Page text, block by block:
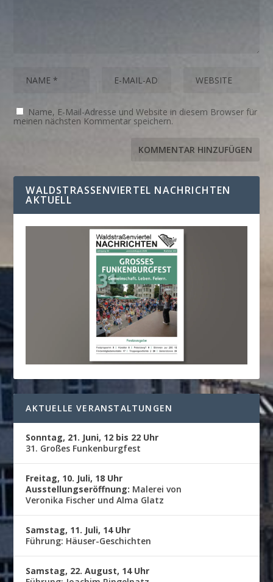
Name, E-Mail-Adresse und Website in diesem Browser für
meinen nächsten Kommentar speichern.
WALDSTRASSENVIERTEL NACHRICHTEN A
KTUELL
AKTUELLE VERANSTALTUNGEN
Sonntag, 21. Juni, 12 bis 22 Uhr
31. Großes Funkenburgfest
Freitag, 10. Juli, 18 Uhr
Ausstellungseröffnung: Malerei von
Veronika Fischer und Alma Glatz
Samstag, 11. Juli, 14 Uhr
Führung: Häuser-Geschichten
Samstag, 22. August, 14 Uhr